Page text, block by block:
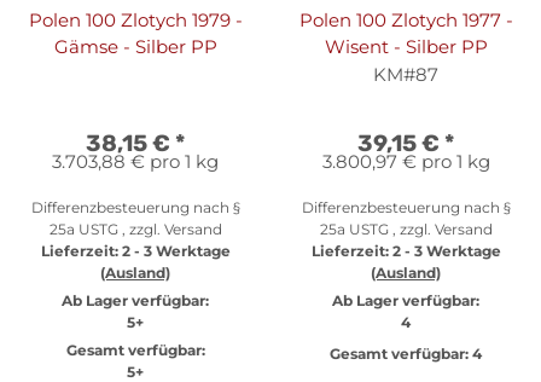
Polen 100 Zlotych 1979 -
Gämse - Silber PP
38,15 € *
3.703,88 € pro 1 kg
Differenzbesteuerung nach §
25a USTG , zzgl. Versand
Lieferzeit: 2 - 3 Werktage
(Ausland)
Ab Lager verfügbar:
5+
Gesamt verfügbar:
5+
Polen 100 Zlotych 1977 -
Wisent - Silber PP
KM#87
39,15 € *
3.800,97 € pro 1 kg
Differenzbesteuerung nach §
25a USTG , zzgl. Versand
Lieferzeit: 2 - 3 Werktage
(Ausland)
Ab Lager verfügbar:
4
Gesamt verfügbar: 4